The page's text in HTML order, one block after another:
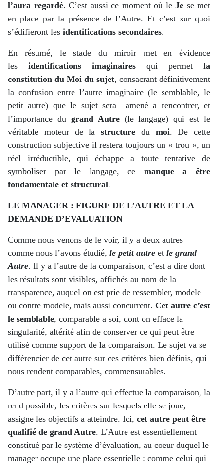
l’aura regardé. C’est aussi ce moment où le Je se met
en place par la présence de l’Autre. Et c’est sur quoi
s’édifieront les identifications secondaires.
En résumé, le stade du miroir met en évidence
les identifications imaginaires qui permet la
constitution du Moi du sujet, consacrant définitivement
la confusion entre l’autre imaginaire (le semblable, le
petit autre) que le sujet sera amené a rencontrer, et
l’importance du grand Autre(le langage) qui est le
véritable moteur de la structure du moi. De cette
construction subjective il restera toujours un « trou », un
réel irréductible, qui échappe a toute tentative de
symboliser par le langage, ce manque a
être
fondamentale et structural.
LE MANAGER : FIGURE DE L’AUTRE ET LA
DEMANDE D’EVALUATION
Comme nous venons de le voir, il y a deux autres
comme nous l’avons étudié, le petit autre et le grand
Autre. Il y a l’autre de la comparaison, c’est a dire dont
les résultats sont visibles, affichés au nom de la
transparence, auquel on est prie de ressembler, modele
ou contre modele, mais aussi concurrent. Cet autre c’est
le semblable, comparable a soi, dont on efface la
singularité, altérité afin de conserver ce qui peut être
utilisé comme support de la comparaison. Le sujet va se
différencier de cet autre sur ces critères bien définis, qui
nous rendent comparables, commensurables.
D’autre part, il y a l’autre qui effectue la comparaison, la
rend possible, les critères sur lesquels elle se joue,
assigne les objectifs a atteindre. Ici, cet autre peut être
qualifié de grand Autre. L’Autre est essentiellement
constitué par le système d’évaluation, au coeur duquel le
manager occupe une place essentielle : comme celui qui